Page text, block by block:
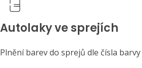
Autolaky ve sprejích
Plnění barev do sprejů dle čísla